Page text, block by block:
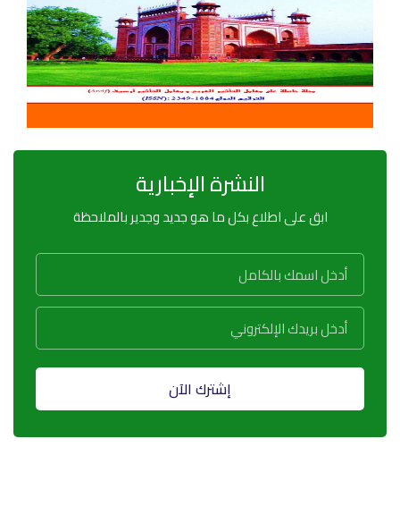
النشرة الإخبارية
ابق على اطلاع بكل ما هو جديد وجدير بالملاحظة
إشترك الآن